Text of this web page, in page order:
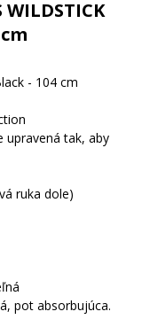
- 104 cm
upravená tak, aby
ruka dole)
pot absorbujúca.